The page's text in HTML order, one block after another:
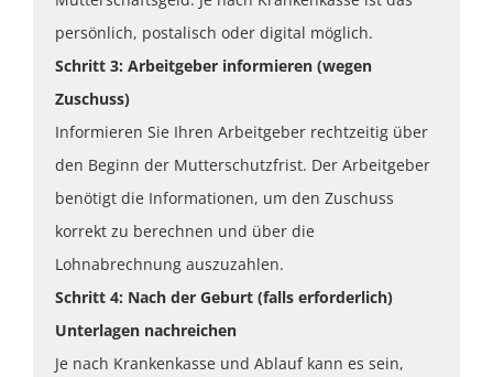
persönlich, postalisch oder digital möglich.
Schritt 3: Arbeitgeber informieren (wegen
Zuschuss)
Informieren Sie Ihren Arbeitgeber rechtzeitig über
den Beginn der Mutterschutzfrist. Der Arbeitgeber
benötigt die Informationen, um den Zuschuss
korrekt zu berechnen und über die
Lohnabrechnung auszuzahlen.
Schritt 4: Nach der Geburt (falls erforderlich)
Unterlagen nachreichen
Je nach Krankenkasse und Ablauf kann es sein,